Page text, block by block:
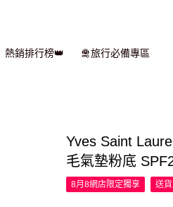
熱銷排行榜👑 🛅旅行必備專區
Yves Saint
毛氣墊粉底
8月8網店限定獨享 送